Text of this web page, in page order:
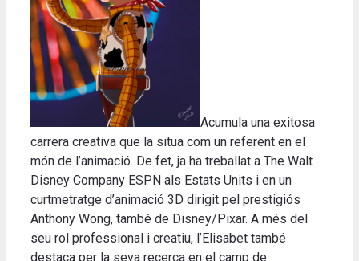
Acumula una exitosa
carrera creativa que la situa com un referent en el
món de l’animació. De fet, ja ha treballat a The Walt
Disney Company ESPN als Estats Units i en un
curtmetratge d’animació 3D dirigit pel prestigiós
Anthony Wong, també de Disney/Pixar. A més del
seu rol professional i creatiu, l’Elisabet també
destaca per la seva recerca en el camp de